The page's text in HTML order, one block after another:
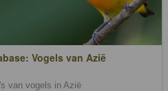
Vogels van Azië
van vogels in Azië